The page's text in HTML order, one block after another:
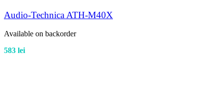
Audio-Technica ATH-M40X
Available on backorder
583 lei